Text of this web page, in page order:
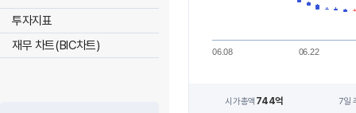
투자지표
재무 차트(BIC차트)
06.08 06.22
시가총액 744억 7일